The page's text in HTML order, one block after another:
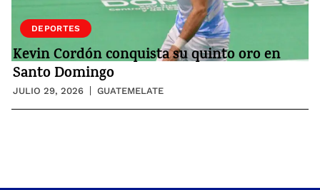
DEPORTES
Kevin Cordón conquista su quinto oro en
Santo Domingo
JULIO 29, 2026 GUATEMELATE